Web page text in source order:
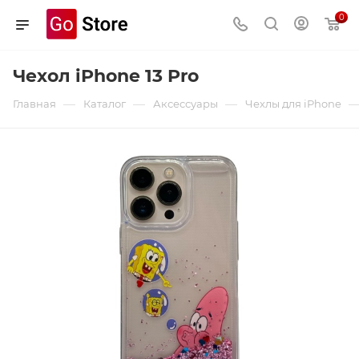
0
Чехол iPhone 13 Pro
Главная — Каталог — Аксессуары — Чехлы для iPhone